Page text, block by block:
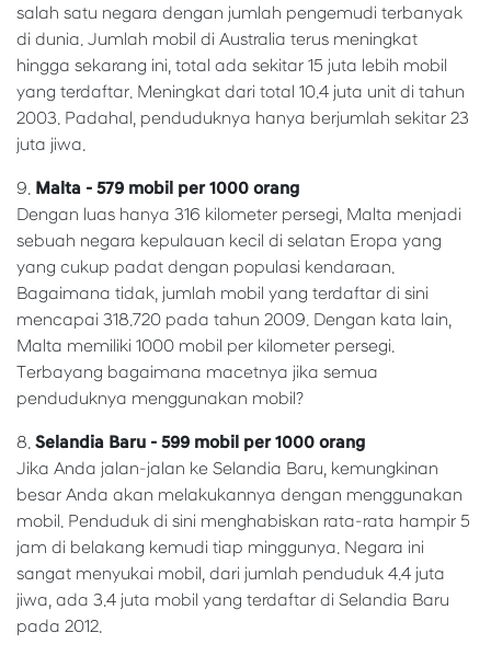
salah satu negara dengan jumlah pengemudi terbanyak
di dunia. Jumlah mobil di Australia terus meningkat
hingga sekarang ini, total ada sekitar 15 juta lebih mobil
yang terdaftar. Meningkat dari total 10.4 juta unit di tahun
2003. Padahal, penduduknya hanya berjumlah sekitar 23
juta jiwa.
9. Malta - 579 mobil per 1000 orang
Dengan luas hanya 316 kilometer persegi, Malta menjadi
sebuah negara kepulauan kecil di selatan Eropa yang
yang cukup padat dengan populasi kendaraan.
Bagaimana tidak, jumlah mobil yang terdaftar di sini
mencapai 318.720 pada tahun 2009. Dengan kata lain,
Malta memiliki 1000 mobil per kilometer persegi.
Terbayang bagaimana macetnya jika semua
penduduknya menggunakan mobil?
8. Selandia Baru - 599 mobil per 1000 orang
Jika Anda jalan-jalan ke Selandia Baru, kemungkinan
besar Anda akan melakukannya dengan menggunakan
mobil. Penduduk di sini menghabiskan rata-rata hampir 5
jam di belakang kemudi tiap minggunya. Negara ini
sangat menyukai mobil, dari jumlah penduduk 4.4 juta
jiwa, ada 3.4 juta mobil yang terdaftar di Selandia Baru
pada 2012.